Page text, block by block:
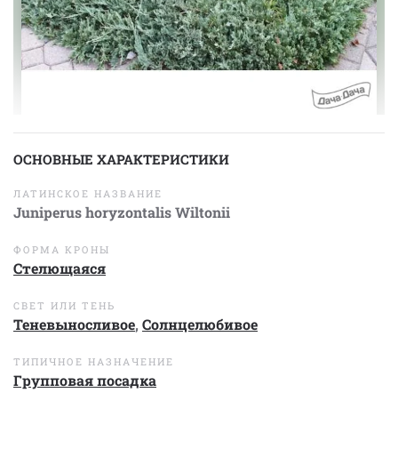
ОСНОВНЫЕ ХАРАКТЕРИСТИКИ
ЛАТИНСКОЕ НАЗВАНИЕ
Juniperus horyzontalis Wiltonii
ФОРМА КРОНЫ
Стелющаяся
СВЕТ ИЛИ ТЕНЬ
Теневыносливое, Солнцелюбивое
ТИПИЧНОЕ НАЗНАЧЕНИЕ
Групповая посадка